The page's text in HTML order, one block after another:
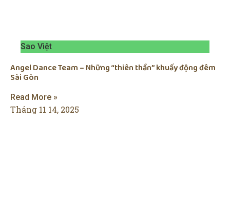
Sao Việt
Angel Dance Team – Những “thiên thần” khuấy động đêm
Sài Gòn
Read More »
Tháng 11 14, 2025